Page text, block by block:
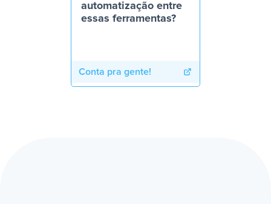
automatização entre
essas ferramentas?
Conta pra gente!